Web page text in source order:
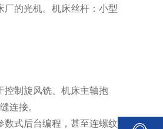
厂的光机。机床丝杆：小型
控制旋风铣、机床主轴抱
连接。
数式后台编程，甚至连螺纹